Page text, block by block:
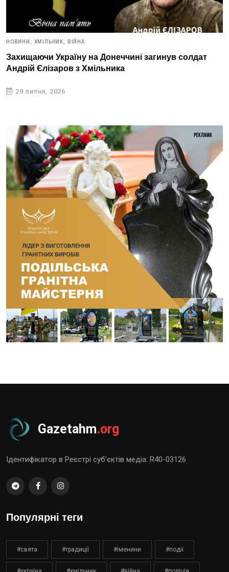
НОВИНИ, ХМІЛЬНИК, ВІЙНА
Захищаючи Україну на Донеччині загинув солдат
Андрій Єлізаров з Хмільника
29 липня, 2026
Gazetahm.org
Ідентифікатор в Реєстрі суб’єктів медіа: R40-03126
Популярні теги
#свята #традиції #іменини #події